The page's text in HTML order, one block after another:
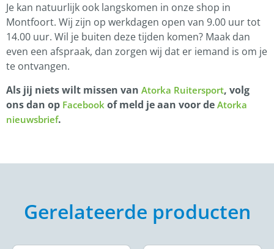
Je kan natuurlijk ook langskomen in onze shop in
Montfoort. Wij zijn op werkdagen open van 9.00 uur tot
14.00 uur. Wil je buiten deze tijden komen? Maak dan
even een afspraak, dan zorgen wij dat er iemand is om je
te ontvangen.
Als jij niets wilt missen van Atorka Ruitersport, volg
ons dan op Facebook of meld je aan voor de Atorka
nieuwsbrief.
Gerelateerde producten